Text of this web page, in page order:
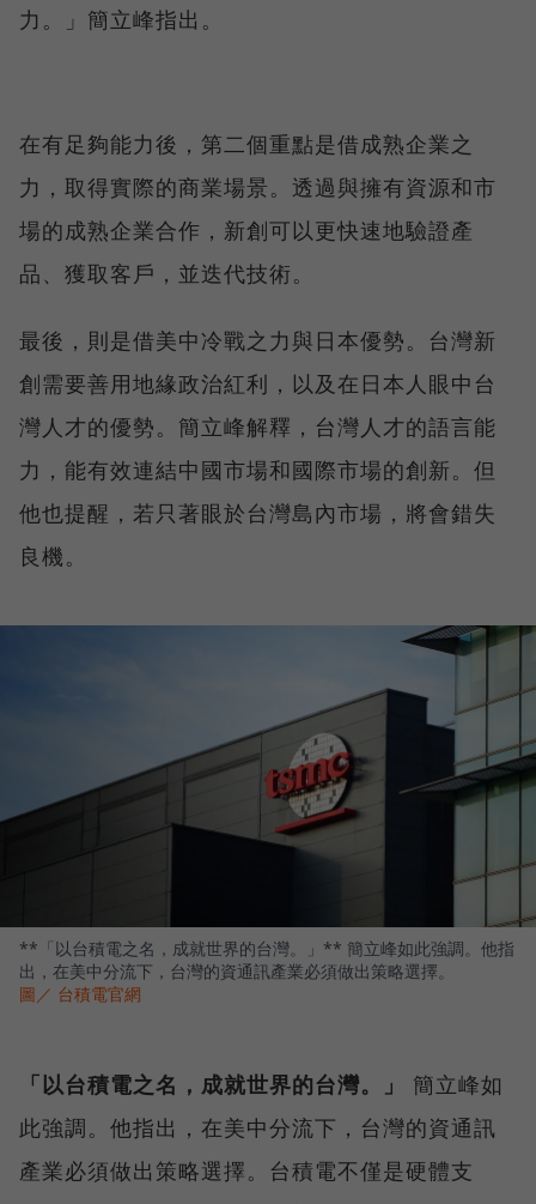
力。」簡立峰指出。
在有足夠能力後，第二個重點是借成熟企業之
力，取得實際的商業場景。透過與擁有資源和市
場的成熟企業合作，新創可以更快速地驗證產
品、獲取客戶，並迭代技術。
最後，則是借美中冷戰之力與日本優勢。台灣新
創需要善用地緣政治紅利，以及在日本人眼中台
灣人才的優勢。簡立峰解釋，台灣人才的語言能
力，能有效連結中國市場和國際市場的創新。但
他也提醒，若只著眼於台灣島內市場，將會錯失
良機。
**「以台積電之名，成就世界的台灣。」** 簡立峰如此強調。他指
出，在美中分流下，台灣的資通訊產業必須做出策略選擇。
圖／ 台積電官網
「以台積電之名，成就世界的台灣。」
簡立峰如
此強調。他指出，在美中分流下，台灣的資通訊
產業必須做出策略選擇。台積電不僅是硬體支